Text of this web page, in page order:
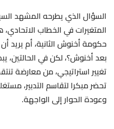
السؤال الذي يطرحه المشهد
المتغيرات في الخطاب
حكومة أخنوش الثانية، أم
بعد أخنوش؟، لكن في الحالتين،
تغيير استراتيجي، من معارضة
تحضر مبكرا لتقاسم التدبير،
وعودة الحوار إلى الواجهة.